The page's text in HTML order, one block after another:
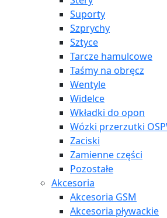
Suporty
Szprychy
Sztyce
Tarcze hamulcowe
Taśmy na obręcz
Wentyle
Widelce
Wkładki do opon
Wózki przerzutki
Zaciski
Zamienne części
Pozostałe
Akcesoria
Akcesoria GSM
Akcesoria pływackie